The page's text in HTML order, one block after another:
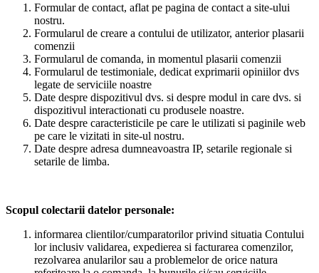
Formular de contact, aflat pe pagina de contact a site-ului
nostru.
Formularul de creare a contului de utilizator, anterior plasarii
comenzii
Formularul de comanda, in momentul plasarii comenzii
Formularul de testimoniale, dedicat exprimarii opiniilor dvs
legate de serviciile noastre
Date despre dispozitivul dvs. si despre modul in care dvs. si
dispozitivul interactionati cu produsele noastre.
Date despre caracteristicile pe care le utilizati si paginile web
pe care le vizitati in site-ul nostru.
Date despre adresa dumneavoastra IP, setarile regionale si
setarile de limba.
Scopul colectarii datelor personale:
informarea clientilor/cumparatorilor privind situatia Contului
lor inclusiv validarea, expedierea si facturarea comenzilor,
rezolvarea anularilor sau a problemelor de orice natura